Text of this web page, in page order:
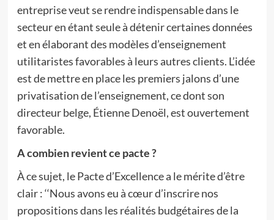
entreprise veut se rendre indispensable dans le
secteur en étant seule à détenir certaines données
et en élaborant des modèles d’enseignement
utilitaristes favorables à leurs autres clients. L’idée
est de mettre en place les premiers jalons d’une
privatisation de l’enseignement, ce dont son
directeur belge, Étienne Denoël, est ouvertement
favorable.
A combien revient ce pacte ?
À ce sujet, le Pacte d’Excellence a le mérite d’être
clair : ‘‘Nous avons eu à cœur d’inscrire nos
propositions dans les réalités budgétaires de la